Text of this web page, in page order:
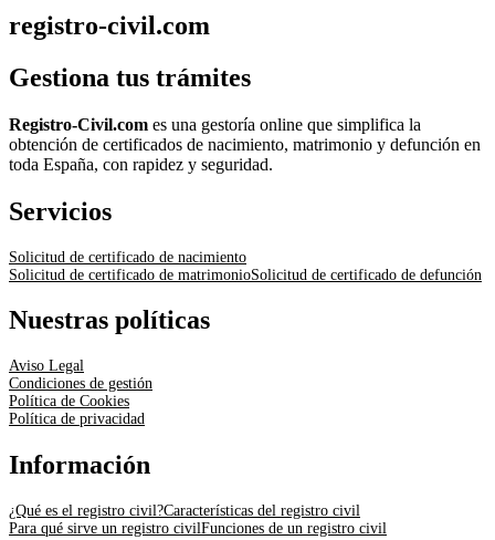
registro-civil.com
Gestiona tus trámites
Registro-Civil.com es una gestoría online que simplifica la
obtención de certificados de nacimiento, matrimonio y defunción en
toda España, con rapidez y seguridad.
Servicios
Solicitud de certificado de nacimiento
Solicitud de certificado de matrimonioSolicitud de certificado de defunción
Nuestras políticas
Aviso Legal
Condiciones de gestión
Política de Cookies
Política de privacidad
Información
¿Qué es el registro civil?Características del registro civil
Para qué sirve un registro civilFunciones de un registro civil